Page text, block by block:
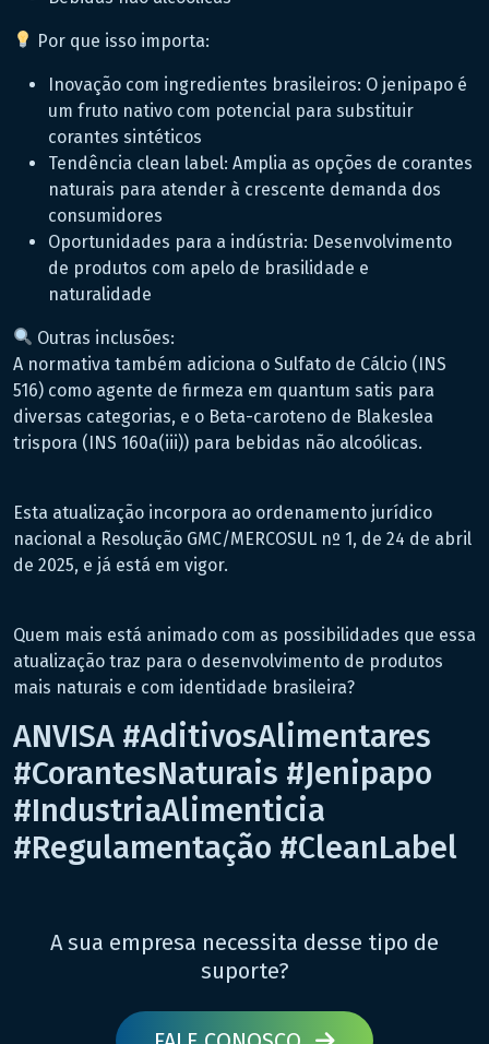
Por que isso importa:
Inovação com ingredientes brasileiros: O jenipapo é
um fruto nativo com potencial para substituir
corantes sintéticos
Tendência clean label: Amplia as opções de corantes
naturais para atender à crescente demanda dos
consumidores
Oportunidades para a indústria: Desenvolvimento
de produtos com apelo de brasilidade e
naturalidade
Outras inclusões:
A normativa também adiciona o Sulfato de Cálcio (INS
516) como agente de firmeza em quantum satis para
diversas categorias, e o Beta-caroteno de Blakeslea
trispora (INS 160a(iii)) para bebidas não alcoólicas.
Esta atualização incorpora ao ordenamento jurídico
nacional a Resolução GMC/MERCOSUL nº 1, de 24 de abril
de 2025, e já está em vigor.
Quem mais está animado com as possibilidades que essa
atualização traz para o desenvolvimento de produtos
mais naturais e com identidade brasileira?
ANVISA #AditivosAlimentares
#CorantesNaturais #Jenipapo
#IndustriaAlimenticia
#Regulamentação #CleanLabel
A sua empresa necessita desse tipo de
suporte?